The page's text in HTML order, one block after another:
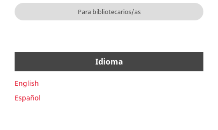
Para bibliotecarios/as
Idioma
English
Español